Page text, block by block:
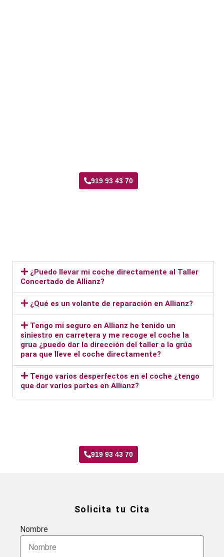
919 93 43 70
¿Puedo llevar mi coche directamente al Taller
Concertado de Allianz?
¿Qué es un volante de reparación en Allianz?
Tengo mi seguro en Allianz he tenido un
siniestro en carretera y me recoge el coche la
grua ¿puedo dar la dirección del taller a la grúa
para que lleve el coche directamente?
Tengo varios desperfectos en el coche ¿tengo
que dar varios partes en Allianz?
919 93 43 70
Solicita tu Cita
Nombre